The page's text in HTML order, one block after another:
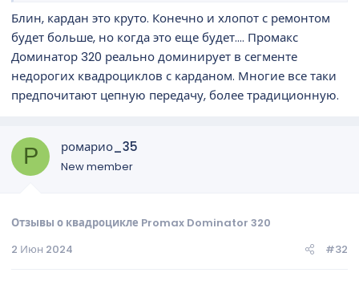
усиленная маятниковая с регулируемым амортизатором по
жесткости. Все это залог большого тягового усилия!
Поэтому можно и лодку тягать на лафете и дрова возить в
прицепе!
Блин, кардан это круто. Конечно и хлопот с ремонтом
будет больше, но когда это еще будет.... Промакс
Доминатор 320 реально доминирует в сегменте
недорогих квадроциклов с карданом. Многие все таки
предпочитают цепную передачу, более традиционную.
Р ромарио_35
New member
Отзывы о квадроцикле Promax Dominator 320
2 Июн 2024
#32